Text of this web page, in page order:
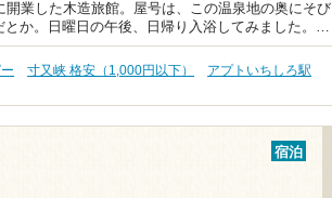
業した木造旅館。屋号は、この温泉地の奥にそび
とか。日曜日の午後、日帰り入浴してみました。…
寸又峡 格安（1,000円以下）
アプトいちしろ駅
宿泊